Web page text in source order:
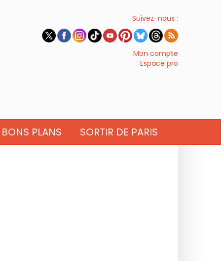
Suivez-nous :
Mon compte
Espace pro
BONS PLANS SORTIR DE PARIS